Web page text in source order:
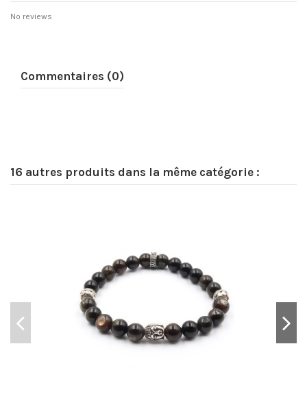
No reviews
Commentaires (0)
16 autres produits dans la même catégorie :